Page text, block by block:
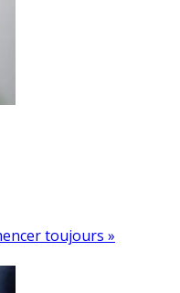
toujours »